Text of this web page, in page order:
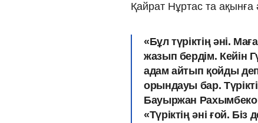
Қайрат Нұртас та ақынға
«Бұл түріктің әні.
жазып бердім. Кейін
адам айтып қойды деп
орындауы бар.
Бауыржан
«Түріктің әні ғой.